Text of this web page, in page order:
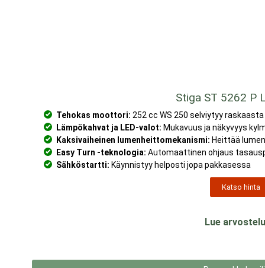
Stiga ST 5262 P
Tehokas moottori: 252 cc WS 250 selviytyy
Lämpökahvat ja LED-valot: Mukavuus ja näkyvyys
Kaksivaiheinen lumenheittomekanismi: Heittää
Easy Turn -teknologia: Automaattinen ohjaus
Sähköstartti: Käynnistyy helposti jopa pakkasessa
Katso hinta
Lue